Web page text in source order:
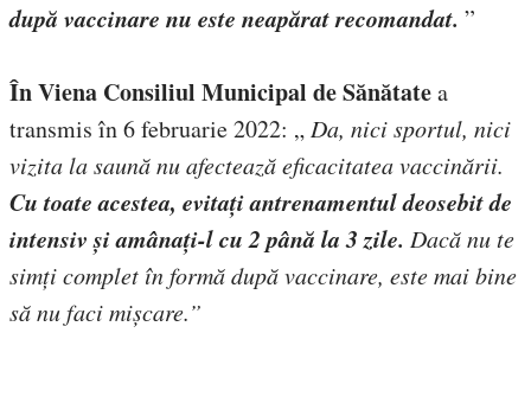
după vaccinare nu este neapărat recomandat. ”
În Viena Consiliul Municipal de Sănătatea
transmis în 6 februarie 2022: „ Da, nici sportul, nici
vizita la saună nu afectează eficacitatea vaccinării.
Cu toate acestea, evitați antrenamentul deosebit de
intensiv și amânați-l cu 2 până la 3 zile. Dacă nu te
simți complet în formă după vaccinare, este mai bine
să nu faci mișcare.”